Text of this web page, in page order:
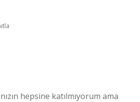
hepsine katılmıyorum ama